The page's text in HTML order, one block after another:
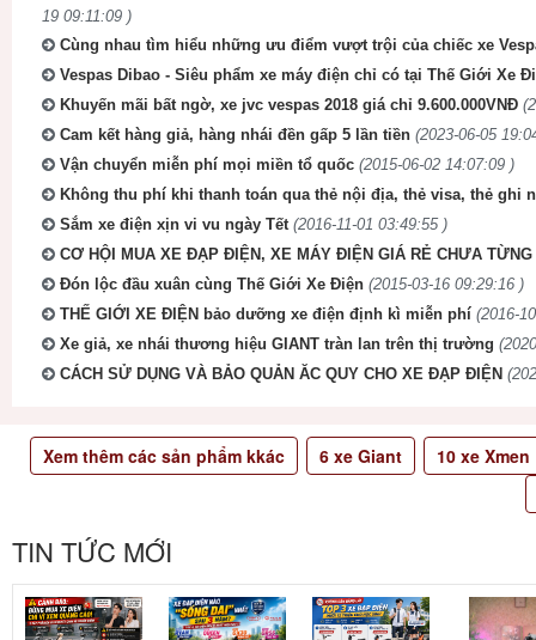
19 09:11:09 )
Cùng nhau tìm hiểu những ưu điểm vượt trội của chiếc xe
Vespas Dibao - Siêu phẩm xe máy điện chỉ có tại Thế Giới Xe
Khuyến mãi bất ngờ, xe jvc vespas 2018 giá chỉ 9.600.000VNĐ
Cam kết hàng giả, hàng nhái đền gấp 5 lần tiền (2023-06-05
Vận chuyển miễn phí mọi miền tổ quốc (2015-06-02 14:07:09 )
Không thu phí khi thanh toán qua thẻ nội địa, thẻ visa, thẻ ghi
Sắm xe điện xịn vi vu ngày Tết (2016-11-01 03:49:55 )
CƠ HỘI MUA XE ĐẠP ĐIỆN, XE MÁY ĐIỆN GIÁ RẺ CHƯA TỪNG
Đón lộc đầu xuân cùng Thế Giới Xe Điện (2015-03-16 09:29:16 )
THẾ GIỚI XE ĐIỆN bảo dưỡng xe điện định kì miễn phí (2016-
Xe giả, xe nhái thương hiệu GIANT tràn lan trên thị trường
CÁCH SỬ DỤNG VÀ BẢO QUẢN ĂC QUY CHO XE ĐẠP ĐIỆN
Xem thêm các sản phẩm kkác 6xe Giant 10xe Xmen
TIN TỨC MỚI